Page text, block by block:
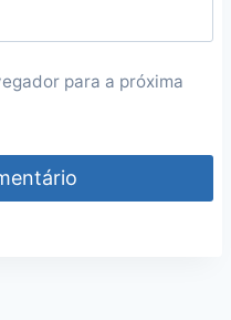
para a próxima